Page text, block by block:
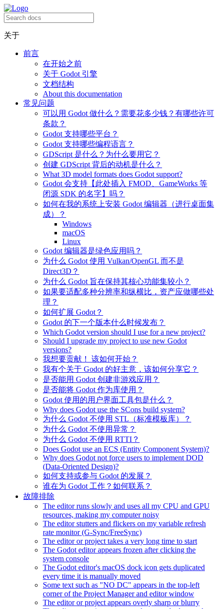
关于
前言
在开始之前
关于 Godot 引擎
文档结构
About this documentation
常见问题
可以用 Godot 做什么？需要花多少钱？有哪些许可
条款？
Godot 支持哪些平台？
Godot 支持哪些编程语言？
GDScript 是什么？为什么要用它？
创建 GDScript 背后的动机是什么？
What 3D model formats does Godot support?
Godot 会支持【此处插入 FMOD、GameWorks 等
闭源 SDK 的名字】吗？
如何在我的系统上安装 Godot 编辑器（进行桌面集
成）？
Windows
macOS
Linux
Godot 编辑器是绿色应用吗？
为什么 Godot 使用 Vulkan/OpenGL 而不是
Direct3D？
为什么 Godot 旨在保持其核心功能集较小？
如果要适配多种分辨率和纵横比，资产应做哪些处
理？
如何扩展 Godot？
Godot 的下一个版本什么时候发布？
Which Godot version should I use for a new project?
Should I upgrade my project to use new Godot
versions?
我想要贡献！ 该如何开始？
我有个关于 Godot 的好主意，该如何分享它？
是否能用 Godot 创建非游戏应用？
是否能将 Godot 作为库使用？
Godot 使用的用户界面工具包是什么？
Why does Godot use the SCons build system?
为什么 Godot 不使用 STL（标准模板库）？
为什么 Godot 不使用异常？
为什么 Godot 不使用 RTTI？
Does Godot use an ECS (Entity Component System)?
Why does Godot not force users to implement DOD
(Data-Oriented Design)?
如何支持或参与 Godot 的发展？
谁在为 Godot 工作？如何联系？
故障排除
The editor runs slowly and uses all my CPU and GPU
resources, making my computer noisy
The editor stutters and flickers on my variable refresh
rate monitor (G-Sync/FreeSync)
The editor or project takes a very long time to start
The Godot editor appears frozen after clicking the
system console
The Godot editor's macOS dock icon gets duplicated
every time it is manually moved
Some text such as "NO DC" appears in the top-left
corner of the Project Manager and editor window
The editor or project appears overly sharp or blurry